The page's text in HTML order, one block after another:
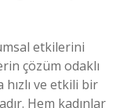
etkilerini
çözüm odaklı
hızlı ve etkili bir
Hem kadınlar